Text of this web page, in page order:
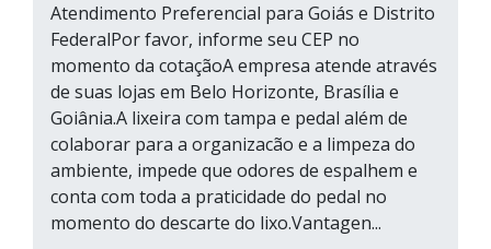
Atendimento Preferencial para Goiás e Distrito
FederalPor favor, informe seu CEP no
momento da cotaçãoA empresa atende através
de suas lojas em Belo Horizonte, Brasília e
Goiânia.A lixeira com tampa e pedal além de
colaborar para a organizacão e a limpeza do
ambiente, impede que odores de espalhem e
conta com toda a praticidade do pedal no
momento do descarte do lixo.Vantagen...